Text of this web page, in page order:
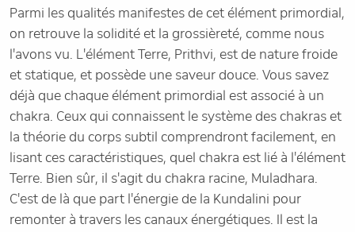
Parmi les qualités manifestes de cet élément primordial,
on retrouve la solidité et la grossièreté, comme nous
l'avons vu. L'élément Terre, Prithvi, est de nature froide
et statique, et possède une saveur douce. Vous savez
déjà que chaque élément primordial est associé à un
chakra. Ceux qui connaissent le système des chakras et
la théorie du corps subtil comprendront facilement, en
lisant ces caractéristiques, quel chakra est lié à l'élément
Terre. Bien sûr, il s'agit du chakra racine, Muladhara.
C'est de là que part l'énergie de la Kundalini pour
remonter à travers les canaux énergétiques. Il est la